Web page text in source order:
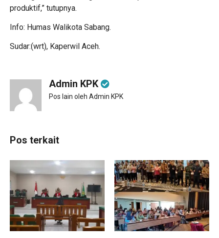
produktif,” tutupnya.
Info: Humas Walikota Sabang.
Sudar:(wrt), Kaperwil Aceh.
Admin KPK
Pos lain oleh Admin KPK
Pos terkait